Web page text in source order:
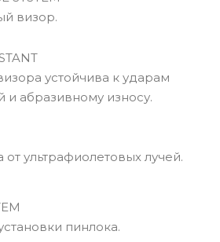
визор.
устойчива к ударам
и абразивному износу.
ультрафиолетовых лучей.
пинлока.